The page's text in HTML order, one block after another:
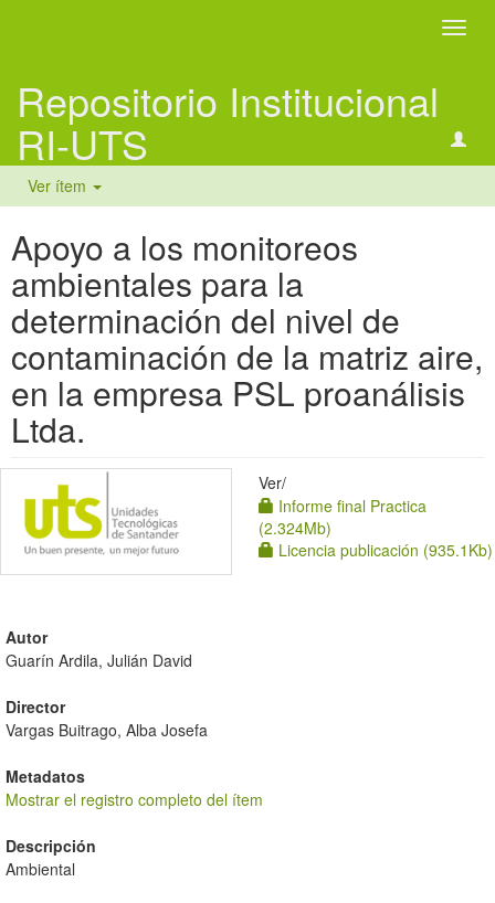
Repositorio Institucional
RI-UTS
Ver ítem
Apoyo a los monitoreos
ambientales para la
determinación del nivel de
contaminación de la matriz aire,
en la empresa PSL proanálisis
Ltda.
Ver/
Informe final Practica
(2.324Mb)
Licencia publicación (935.1Kb)
Autor
Guarín Ardila, Julián David
Director
Vargas Buitrago, Alba Josefa
Metadatos
Mostrar el registro completo del ítem
Descripción
Ambiental